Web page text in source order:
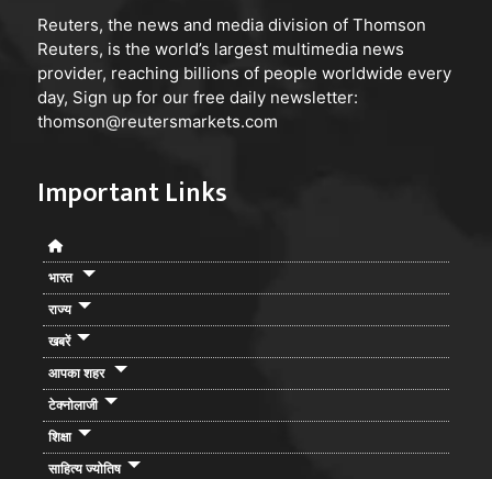
Reuters, the news and media division of Thomson
Reuters, is the world’s largest multimedia news
provider, reaching billions of people worldwide every
day, Sign up for our free daily newsletter:
thomson@reutersmarkets.com
Important Links
भारत
राज्य
खबरें
आपका शहर
टेक्नोलाजी
शिक्षा
साहित्य ज्योतिष